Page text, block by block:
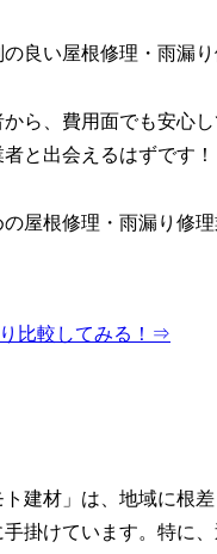
良い屋根修理・雨漏
ら、費用面でも安心
と出会えるはずです！
屋根修理・雨漏り修
り比較してみる！⇒
建材」は、地域に根
掛けています。特に